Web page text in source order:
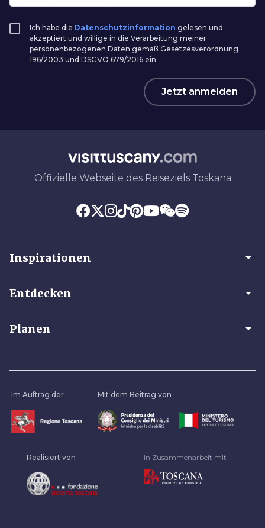
Ich habe die Datenschutzinformation gelesen und
akzeptiert und willige in die Verarbeitung meiner
personenbezogenen Daten gemäß Gesetzesverordnung
196/2003 und DSGVO 679/2016 ein.
Jetzt anmelden
Offizielle Webseite des Reiseziels Toskana
Inspirationen arrow_drop_down
Entdecken arrow_drop_down
Planen arrow_drop_down
Im Auftrag der Mit dem Beitrag von
Realisiert von In Zusammenarbeit mit